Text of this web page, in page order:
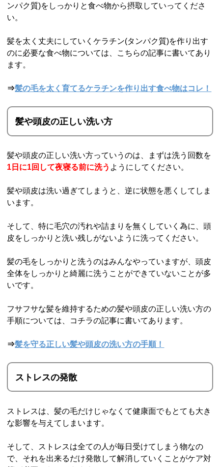
ンパク質)をしっかりと食べ物から摂取していってくださ
い。
髪を太く丈夫にしていくケラチン(タンパク質)を作り出す
のに必要な食べ物については、こちらの記事に書いてあり
ます。
⇒髪の毛を太く育てるケラチンを作り出す食べ物はコレ！
髪や頭皮の正しい洗い方
髪や頭皮の正しい洗い方っていうのは、まずは洗う回数を
1日に1回して夜寝る前に洗う ようにしてください。
髪や頭皮は洗い過ぎてしまうと、逆に状態を悪くしてしま
います。
そして、特に毛穴の汚れや詰まりを無くしていく為に、頭
皮をしっかりと洗い残しがないように洗ってください。
髪の毛をしっかりと洗うのはみんなやっていますが、頭皮
全体をしっかりと綺麗に洗うことができていないことが多
いです。
フサフサな髪を維持するための髪や頭皮の正しい洗い方の
手順については、コチラの記事に書いてあります。
⇒髪を守る正しい髪や頭皮の洗い方の手順！
ストレスの発散
ストレスは、髪の毛だけじゃなくて健康面でもとても大き
な影響を与えてしまいます。
そして、ストレスは全ての人が毎日受けてしまう物なの
で、それを出来るだけ発散して解消していくことがケア対